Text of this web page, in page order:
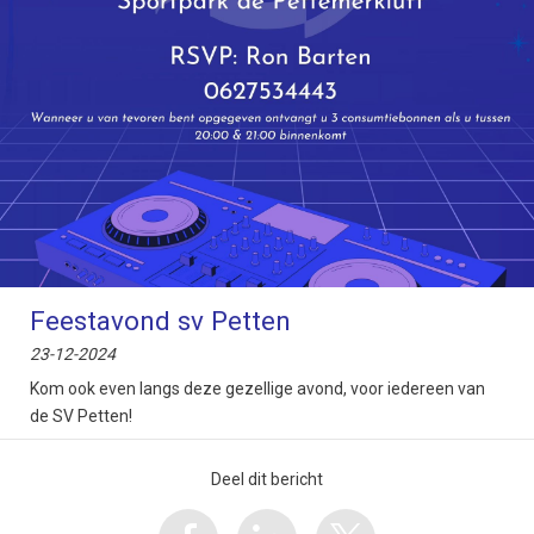
Feestavond sv Petten
23-12-2024
Kom ook even langs deze gezellige avond, voor iedereen van
de SV Petten!
Deel dit bericht